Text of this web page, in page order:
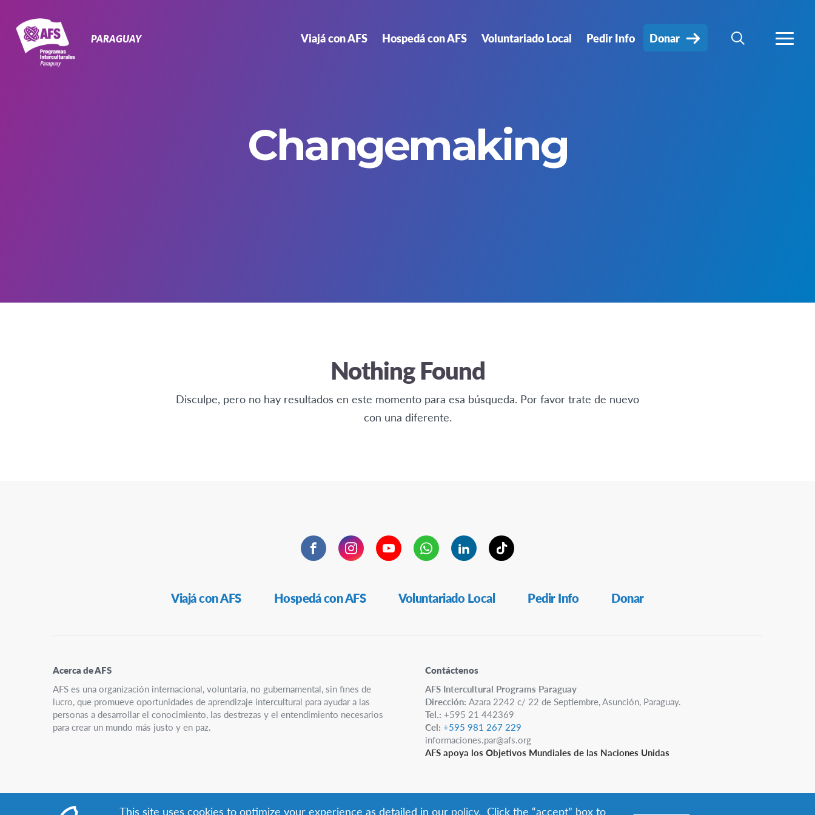
PARAGUAY Viajá con AFS Hospedá con AFS Voluntariado Local Pedir Info Donar
BÚSQUEDA
MÁS
Changemaking
Nothing Found
Disculpe, pero no hay resultados en este momento para esa búsqueda. Por favor trate de nuevo
con una diferente.
FacebookInstagramYouTubeWhatsAppLinkedInTikTok
Viajá con AFS Hospedá con AFS Voluntariado Local Pedir Info Donar
Contáctenos
AFS Intercultural Programs Paraguay
Dirección:Azara 2242 c/ 22 de Septiembre, Asunción, Paraguay.
Tel.:+595 21 442369
Cel:+595 981 267 229
informaciones.par@afs.org
AFS apoya los Objetivos Mundiales de las Naciones Unidas
Acerca de AFS
AFS es una organización internacional, voluntaria, no gubernamental, sin fines de
lucro, que promueve oportunidades de aprendizaje intercultural para ayudar a las
personas a desarrollar el conocimiento, las destrezas y el entendimiento necesarios
para crear un mundo más justo y en paz.
This site uses cookies to optimize your experience as detailed in our policy. Click the “accept” box to